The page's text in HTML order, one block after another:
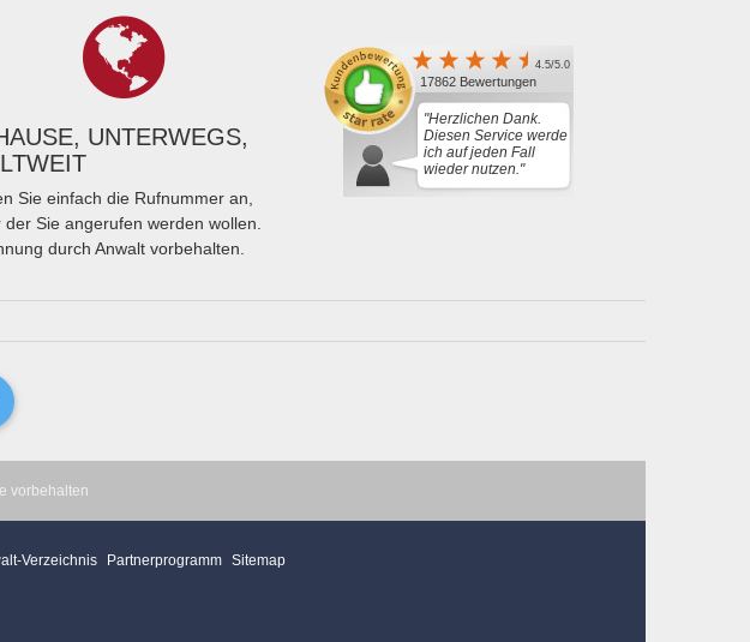
UNTERWEGS,
Sie einfach die Rufnummer an,
der Sie angerufen werden wollen.
durch Anwalt vorbehalten.
4.5/5.0
17862 Bewertungen
"Herzlichen Dank.
Diesen Service werde
ich auf jeden Fall
wieder nutzen."
vorbehalten
Verzeichnis Partnerprogramm Sitemap